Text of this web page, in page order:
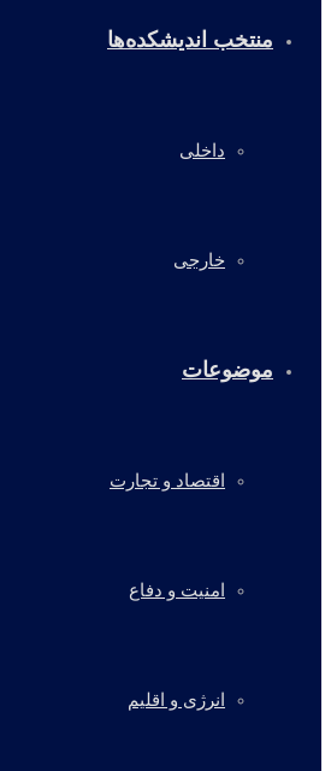
منتخب اندیشکده‌ها
داخلی
خارجی
موضوعات
اقتصاد و تجارت
امنیت و دفاع
انرژی و اقلیم